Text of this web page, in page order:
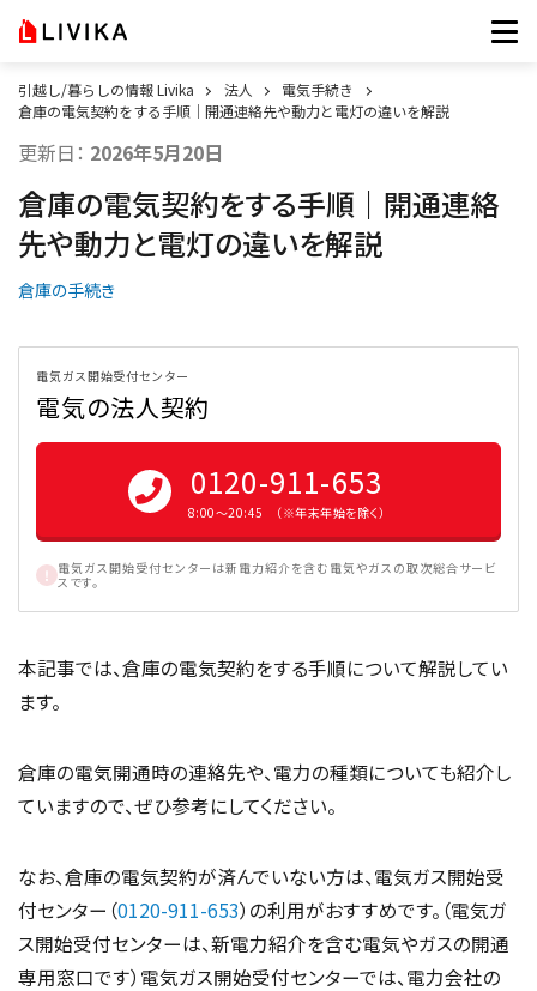
引越し/暮らしの情報 Livika 法人
電気手続き
倉庫の電気契約をする手順｜開通連絡先や動力と電灯の違いを解説
更新日： 2026年5月20日
倉庫の電気契約をする手順｜開通連絡
先や動力と電灯の違いを解説
倉庫の手続き
電気ガス開始受付センター
電気の法人契約
0120-911-653
8:00〜20:45 （※年末年始を除く）
電気ガス開始受付センターは新電力紹介を含む電気やガスの取次総合サービ
スです。
本記事では、倉庫の電気契約をする手順について解説してい
ます。
倉庫の電気開通時の連絡先や、電力の種類についても紹介し
ていますので、ぜひ参考にしてください。
なお、倉庫の電気契約が済んでいない方は、電気ガス開始受
付センター（0120-911-653）の利用がおすすめです。（電気ガ
ス開始受付センターは、新電力紹介を含む電気やガスの開通
専用窓口です）電気ガス開始受付センターでは、電力会社の